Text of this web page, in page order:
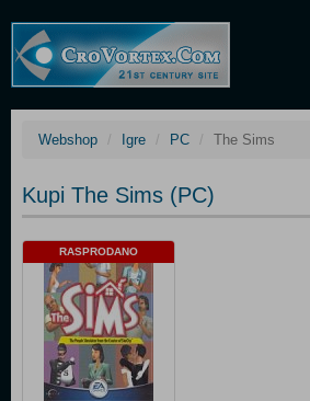
Webshop Igre PC The Sims
Kupi The Sims (PC)
RASPRODANO